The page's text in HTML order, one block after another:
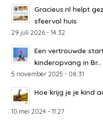
Gracieus.nl helpt
sfeervol huis
29 juli 2026 - 14:32
Een vertrouwde
kinderopvang in Br...
5 november 2025 - 08:31
Hoe krijg je je kind
10 mei 2024 - 11:27